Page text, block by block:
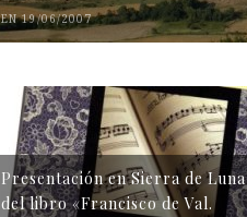
EN 19/06/2007
Presentación en Sierra de Luna
del libro «Francisco de Val.